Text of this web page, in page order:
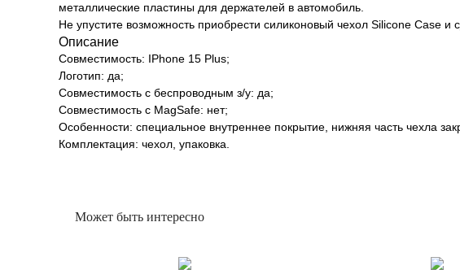
металлические пластины для держателей в автомобиль.
Не упустите возможность приобрести силиконовый чехол Silicone Case
Описание
Совместимость: IPhone 15 Plus;
Логотип: да;
Совместимость с беспроводным з/у: да;
Совместимость с MagSafe: нет;
Особенности: специальное внутреннее покрытие, нижняя часть чехла
Комплектация: чехол, упаковка.
Может быть интересно